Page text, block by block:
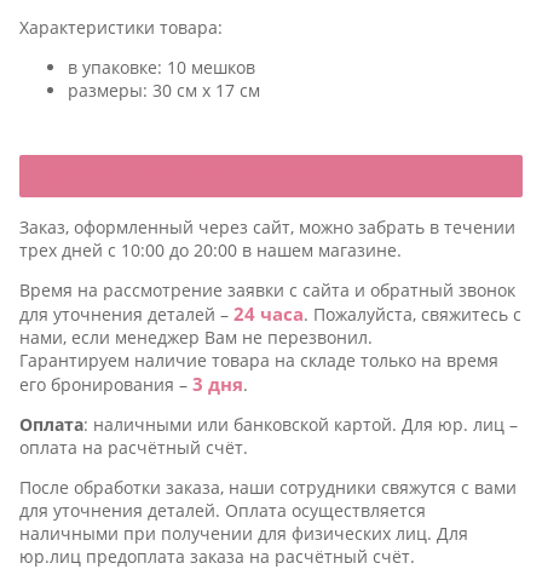
Характеристики товара:
в упаковке: 10 мешков
размеры: 30 см х 17 см
Заказ, оформленный через сайт, можно забрать в течении
трех дней с 10:00 до 20:00 в нашем магазине.
Время на рассмотрение заявки c сайта и обратный звонок
для уточнения деталей – 24 часа. Пожалуйста, свяжитесь с
нами, если менеджер Вам не перезвонил.
Гарантируем наличие товара на складе только на время
его бронирования – 3 дня.
Оплата: наличными или банковской картой. Для юр. лиц –
оплата на расчётный счёт.
После обработки заказа, наши сотрудники свяжутся с вами
для уточнения деталей. Оплата осуществляется
наличными при получении для физических лиц. Для
юр.лиц предоплата заказа на расчётный счёт.